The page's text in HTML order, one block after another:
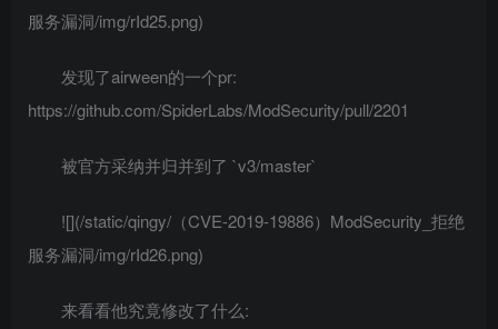
服务漏洞/img/rId25.png)
发现了airween的一个pr:
https://github.com/SpiderLabs/ModSecurity/pull/2201
被官方采纳并归并到了 `v3/master`
![](/static/qingy/（CVE-2019-19886）ModSecurity_拒绝
服务漏洞/img/rId26.png)
来看看他究竟修改了什么: